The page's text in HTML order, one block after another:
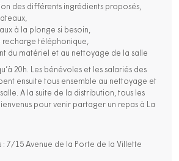
des différents ingrédients proposés,
à la plonge si besoin,
recharge téléphonique,
du matériel et au nettoyage de la salle
20h. Les bénévoles et les salariés des
ensuite tous ensemble au nettoyage et
A la suite de la distribution, tous les
pour venir partager un repas à La
: 7/15 Avenue de la Porte de la Villette